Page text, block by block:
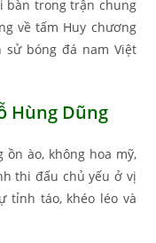
bàn trong trận chung
về tấm Huy chương
sử bóng đá nam Việt
Hùng Dũng
ào, không hoa mỹ,
thi đấu chủ yếu ở vị
tỉnh táo, khéo léo và